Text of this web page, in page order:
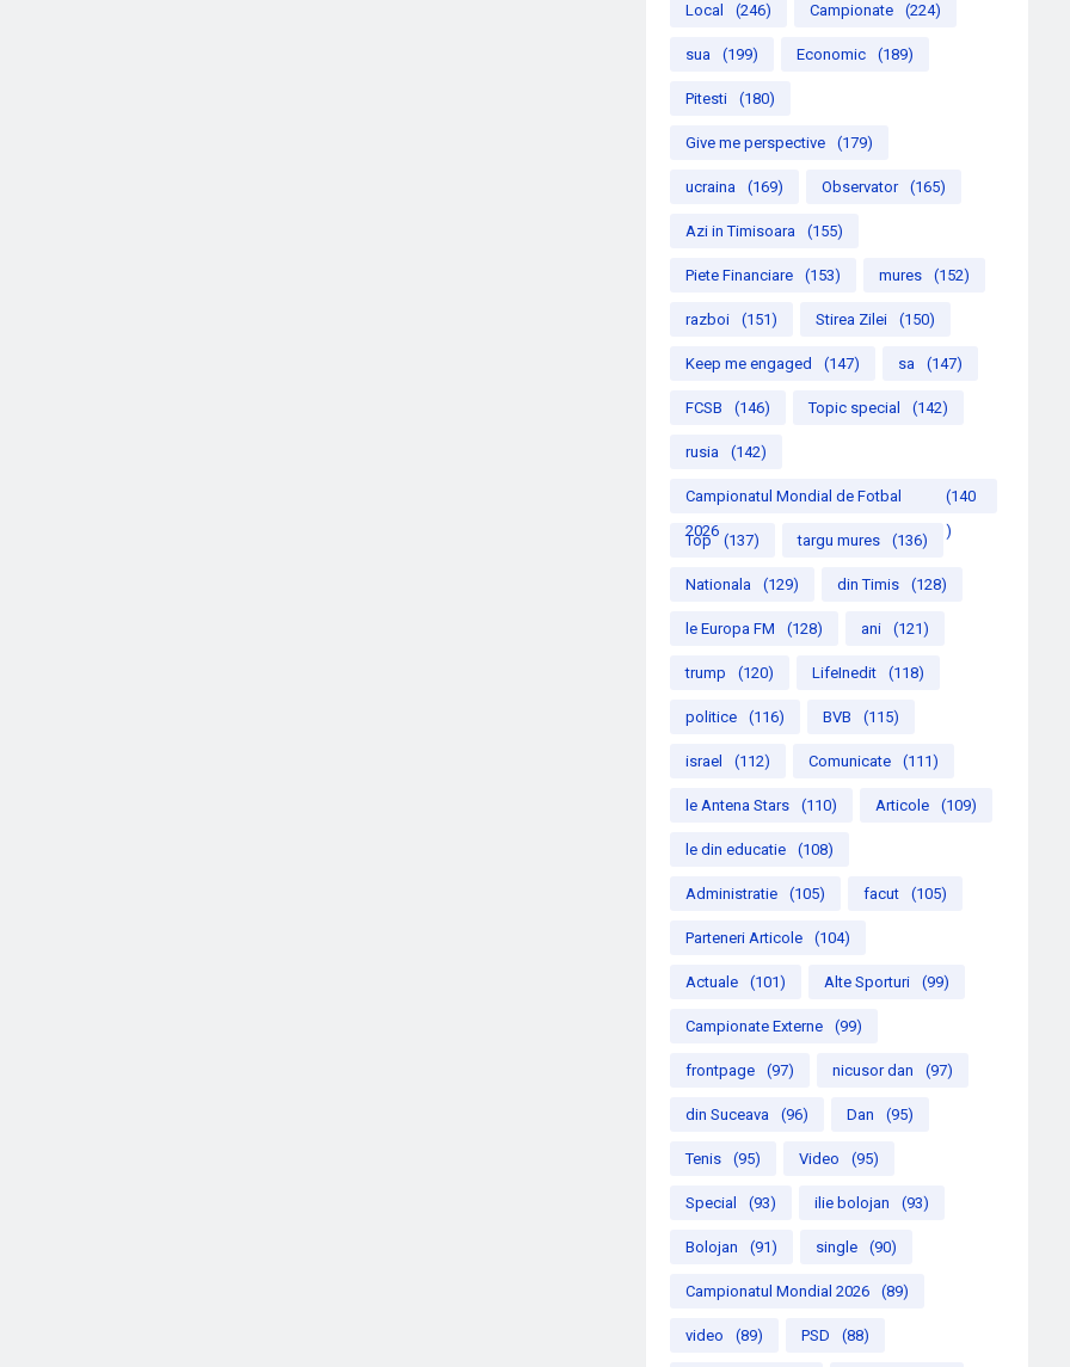
Local (246) Campionate (224)
sua (199) Economic (189)
Pitesti (180)
Give me perspective (179)
ucraina (169) Observator (165)
Azi in Timisoara (155)
Piete Financiare (153) mures (152)
razboi (151) Stirea Zilei (150)
Keep me engaged (147) sa (147)
FCSB (146) Topic special (142)
rusia (142)
Campionatul Mondial de Fotbal
2026
(140
)
Top (137) targu mures (136)
Nationala (129) din Timis (128)
le Europa FM (128) ani (121)
trump (120) LifeInedit (118)
politice (116) BVB (115)
israel (112) Comunicate (111)
le Antena Stars (110) Articole (109)
le din educatie (108)
Administratie (105) facut (105)
Parteneri Articole (104)
Actuale (101) Alte Sporturi (99)
Campionate Externe (99)
frontpage (97) nicusor dan (97)
din Suceava (96) Dan (95)
Tenis (95) Video (95)
Special (93) ilie bolojan (93)
Bolojan (91) single (90)
Campionatul Mondial 2026 (89)
video (89) PSD (88)